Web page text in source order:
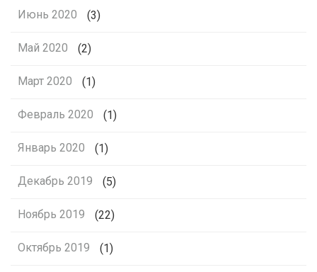
Июнь 2020 (3)
Май 2020 (2)
Март 2020 (1)
Февраль 2020 (1)
Январь 2020 (1)
Декабрь 2019 (5)
Ноябрь 2019 (22)
Октябрь 2019 (1)